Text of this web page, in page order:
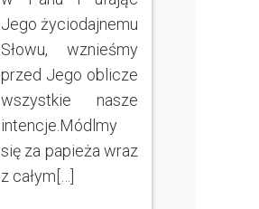
Jego życiodajnemu
Słowu, wznieśmy
przed Jego oblicze
wszystkie nasze
intencje.Módlmy
się za papieża wraz
z całym[…]